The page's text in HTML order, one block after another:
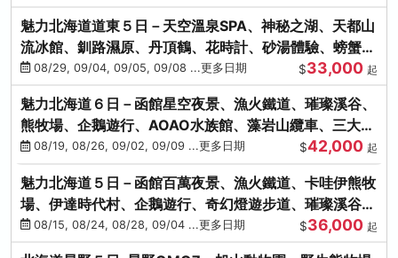
魅力北海道道東５日－天空溫泉SPA、神秘之湖、天都山
流冰館、釧路濕原、丹頂鶴、花時計、砂湯體驗、螃蟹吃
到飽08/29, 09/04, 09/05, 09/08 ...更多日期 $33,000 起
魅力北海道６日－函館星空夜景、漁火鐵道、璀璨溪谷、
熊牧場、企鵝遊行、AOAO水族館、藻岩山纜車、三大螃
蟹吃到飽
08/19, 08/26, 09/02, 09/09 ...更多日期 $42,000 起
魅力北海道５日－函館百萬夜景、漁火鐵道、卡哇伊熊牧
場、伊達時代村、企鵝遊行、奇幻燈遊步道、璀璨溪谷、
人氣NO1小丑漢堡
08/15, 08/24, 08/28, 09/04 ...更多日期 $36,000 起